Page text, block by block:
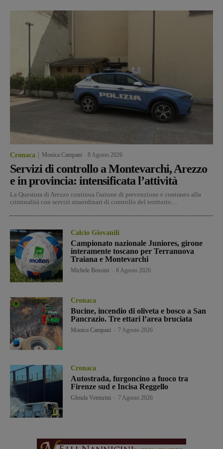
Cronaca Monica Campani 8 Agosto 2026
Servizi di controllo a Montevarchi, Arezzo
e in provincia: intensificata l’attività
La Questura di Arezzo continua l'azione di prevenzione e contrasto alla
criminalità con servizi straordinari di controllo del territorio....
Calcio Giovanili
Campionato nazionale Juniores, girone
interamente toscano per Terranuova
Traiana e Montevarchi
Michele Bossini 8 Agosto 2026
Cronaca
Bucine, incendio di oliveta e bosco a San
Pancrazio. Tre ettari l’area bruciata
Monica Campani 7 Agosto 2026
Cronaca
Autostrada, furgoncino a fuoco tra
Firenze sud e Incisa Reggello
Glenda Venturini 7 Agosto 2026